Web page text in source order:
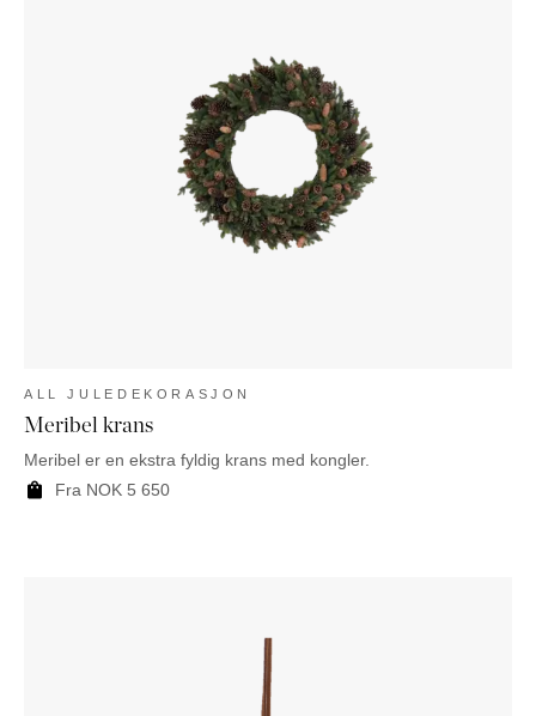
ALL JULEDEKORASJON
Meribel krans
Meribel er en ekstra fyldig krans med kongler.
Fra NOK 5 650